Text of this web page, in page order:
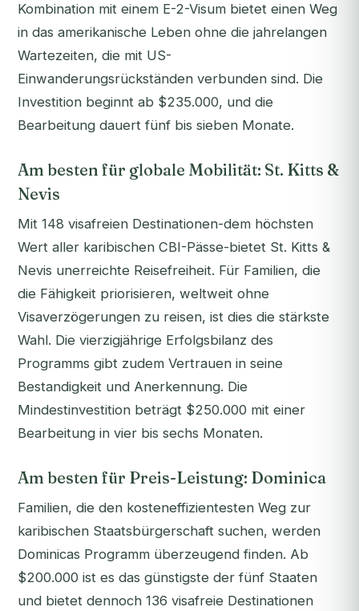
Kombination mit einem E-2-Visum bietet einen Weg
in das amerikanische Leben ohne die jahrelangen
Wartezeiten, die mit US-
Einwanderungsrückständen verbunden sind. Die
Investition beginnt ab $235.000, und die
Bearbeitung dauert fünf bis sieben Monate.
Am besten für globale Mobilität: St. Kitts &
Nevis
Mit 148 visafreien Destinationen-dem höchsten
Wert aller karibischen CBI-Pässe-bietet St. Kitts &
Nevis unerreichte Reisefreiheit. Für Familien, die
die Fähigkeit priorisieren, weltweit ohne
Visaverzögerungen zu reisen, ist dies die stärkste
Wahl. Die vierzigjährige Erfolgsbilanz des
Programms gibt zudem Vertrauen in seine
Bestandigkeit und Anerkennung. Die
Mindestinvestition beträgt $250.000 mit einer
Bearbeitung in vier bis sechs Monaten.
Am besten für Preis-Leistung: Dominica
Familien, die den kosteneffizientesten Weg zur
karibischen Staatsbürgerschaft suchen, werden
Dominicas Programm überzeugend finden. Ab
$200.000 ist es das günstigste der fünf Staaten
und bietet dennoch 136 visafreie Destinationen